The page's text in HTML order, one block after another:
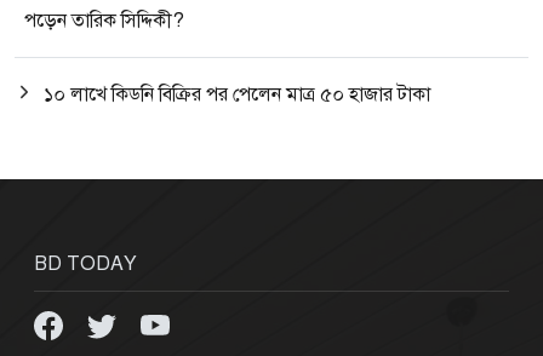
পড়েন তারিক সিদ্দিকী?
১০ লাখে কিডনি বিক্রির পর পেলেন মাত্র ৫০ হাজার টাকা
BD TODAY